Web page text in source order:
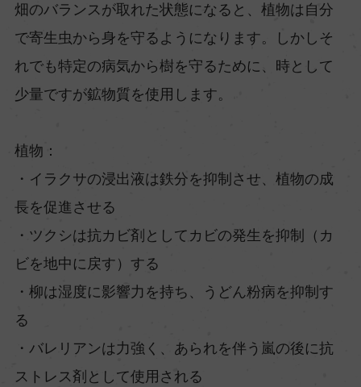
畑のバランスが取れた状態になると、植物は自分
で寄生虫から身を守るようになります。しかしそ
れでも特定の病気から樹を守るために、時として
少量ですが鉱物質を使用します。
植物：
・イラクサの浸出液は鉄分を抑制させ、植物の成
長を促進させる
・ツクシは抗カビ剤としてカビの発生を抑制（カ
ビを地中に戻す）する
・柳は湿度に影響力を持ち、うどん粉病を抑制す
る
・バレリアンは力強く、あられを伴う嵐の後に抗
ストレス剤として使用される